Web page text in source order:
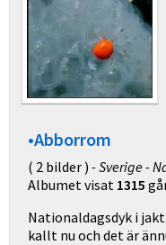
•Abborrom
( 2 bilder ) - Sverige -
Albumet visat 1315
Nationaldagsdyk i
kallt nu och det är